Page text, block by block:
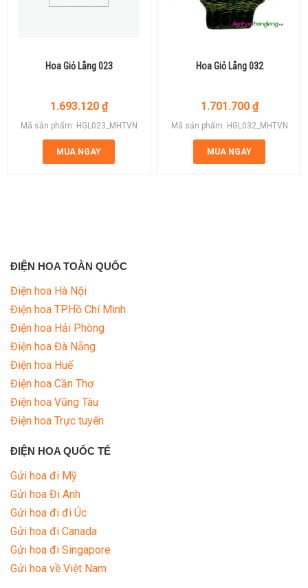
Hoa Giỏ Lẵng 023
1.693.120 ₫
Mã sản phẩm: HGL023_MHTVN
MUA NGAY
Hoa Giỏ Lẵng 032
1.701.700 ₫
Mã sản phẩm: HGL032_MHTVN
MUA NGAY
ĐIỆN HOA TOÀN QUỐC
Điện hoa Hà Nội
Điện hoa TP.Hồ Chí Minh
Điện hoa Hải Phòng
Điện hoa Đà Nẵng
Điện hoa Huế
Điện hoa Cần Thơ
Điện hoa Vũng Tàu
Điện hoa Trực tuyến
ĐIỆN HOA QUỐC TẾ
Gửi hoa đi Mỹ
Gửi hoa Đi Anh
Gửi hoa đi đi Úc
Gửi hoa đi Canada
Gửi hoa đi Singapore
Gửi hoa về Việt Nam